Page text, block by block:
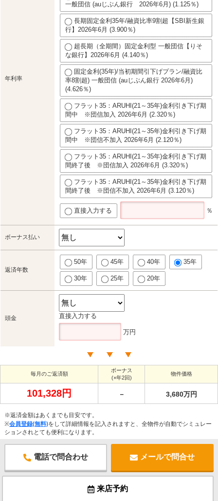
年利率
一般団信 (auじぶん銀行 2026年6月) (1.125％)
長期固定金利35年/融資比率9割超【SBI新生銀
行】2026年6月 (3.900％)
超長期（全期間）固定金利型 一般団信【りそ
な銀行】2026年6月 (4.140％)
固定金利(35年)/当初期間引下げプラン/融資比
率8割超) 一般団信 (auじぶん銀行 2026年6月)
(4.626％)
フラット35：ARUHI(21～35年)金利引き下げ期
間中 ※団信加入 2026年6月 (2.320％)
フラット35：ARUHI(21～35年)金利引き下げ期
間中 ※団信不加入 2026年6月 (2.120％)
フラット35：ARUHI(21～35年)金利引き下げ期
間終了後 ※団信加入 2026年6月 (3.320％)
フラット35：ARUHI(21～35年)金利引き下げ期
間終了後 ※団信不加入 2026年6月 (3.120％)
直接入力する ％
ボーナス払い
返済年数
50年 45年 40年 35年
30年 25年 20年
頭金 直接入力する
万円
毎月のご返済額
ボーナス
(×年2回)
物件価格
101,328円 － 3,680万円
※返済金額はあくまでも目安です。
※会員登録(無料)をして詳細情報を記入されますと、全物件が自動でシミュレー
ションされとても便利になります。
電話で問合わせ メールで問合せ
来店予約